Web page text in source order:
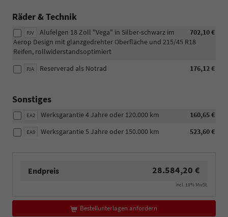
Räder & Technik
PJV 702,10 €
Alufelgen 18 Zoll "Vega" in Silber-schwarz im
Aerop Design mit glanzgedrehter Oberfläche und 215/45 R18
Reifen, rollwiderstandsoptimiert
PJA 176,12 €
Reserverad als Notrad
Sonstiges
EA2 160,65 €
Werksgarantie 4 Jahre oder 120.000 km
EA9 523,60 €
Werksgarantie 5 Jahre oder 150.000 km
Endpreis 28.584,20 €
incl. 19% MwSt.
Bestellunterlagen anfordern